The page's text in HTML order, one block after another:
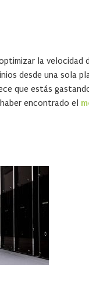
la velocidad
desde una sola
que estás
encontrado el